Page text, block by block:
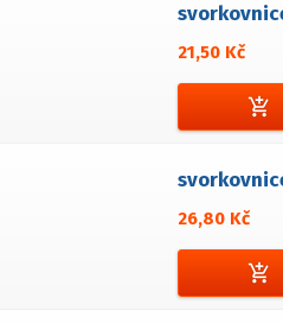
21,50 Kč
add_shopping_cart
26,80 Kč
add_shopping_cart